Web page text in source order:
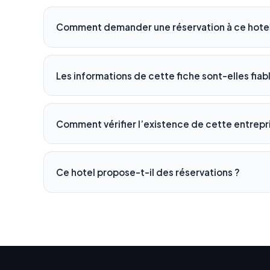
Comment demander une réservation à ce
Les informations de cette fiche sont-elles
Comment vérifier l’existence de cette
Ce hotel propose-t-il des réservations ?